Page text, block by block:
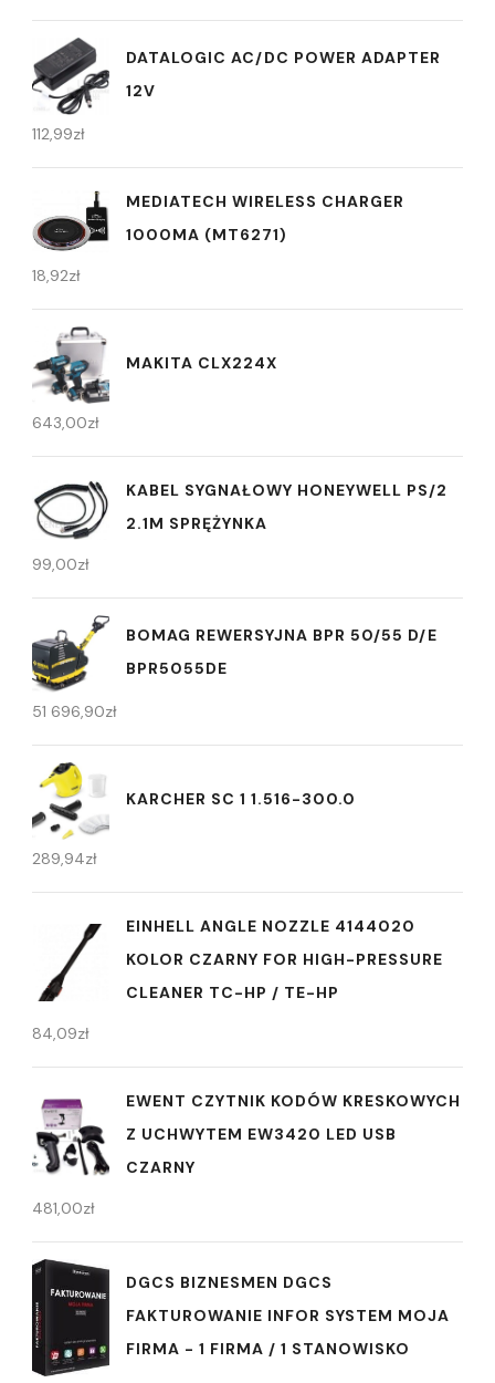
DATALOGIC AC/DC POWER ADAPTER
12V
112,99zł
MEDIATECH WIRELESS CHARGER
1000MA (MT6271)
18,92zł
MAKITA CLX224X
643,00zł
KABEL SYGNAŁOWY HONEYWELL PS/2
2.1M SPRĘŻYNKA
99,00zł
BOMAG REWERSYJNA BPR 50/55 D/E
BPR5055DE
51 696,90zł
KARCHER SC 1 1.516-300.0
289,94zł
EINHELL ANGLE NOZZLE 4144020
KOLOR CZARNY FOR HIGH-PRESSURE
CLEANER TC-HP / TE-HP
84,09zł
EWENT CZYTNIK KODÓW KRESKOWYCH
Z UCHWYTEM EW3420 LED USB
CZARNY
481,00zł
DGCS BIZNESMEN DGCS
FAKTUROWANIE INFOR SYSTEM MOJA
FIRMA - 1 FIRMA / 1 STANOWISKO